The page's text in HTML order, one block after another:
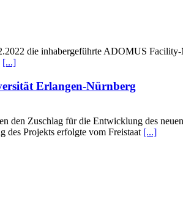
die inhabergeführte ADOMUS
[...]
Erlangen-Nürnberg
den Zuschlag für die Entwicklung des
Projekts erfolgte vom Freistaat [...]